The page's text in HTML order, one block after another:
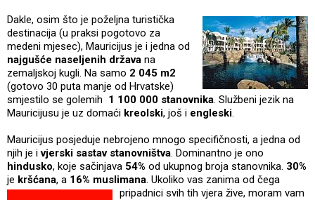
Dakle, osim što je poželjna turistička
destinacija (u praksi pogotovo za
medeni mjesec), Mauricijus je i jedna od
najgušće naseljenih država na
zemaljskoj kugli. Na samo 2 045 m2
(gotovo 30 puta manje od Hrvatske)
smjestilo se golemih 1 100 000 stanovnika. Službeni jezik na
Mauricijusu je uz domaći kreolski, još i engleski.
Mauricijus posjeduje nebrojeno mnogo specifičnosti, a jedna od
njih je ivjerski sastav stanovništva. Dominantno je ono
hindusko, koje sačinjava 54% od ukupnog broja stanovnika. 30%
je kršćana, a 16% muslimana. Ukoliko vas zanima od čega
pripadnici svih tih vjera žive, moram vam